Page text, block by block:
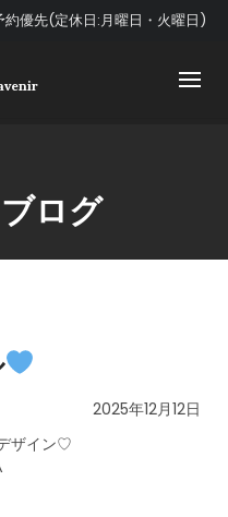
優先(定休日:月曜日・火曜日)
ログ
2025年12月12日
ザイン♡